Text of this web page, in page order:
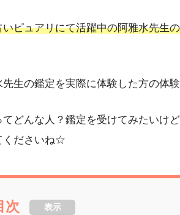
ピュアリにて活躍中の阿雅水先生
先生の鑑定を実際に体験した方の体
てどんな人？鑑定を受けてみたいけ
くださいね☆
次 表示